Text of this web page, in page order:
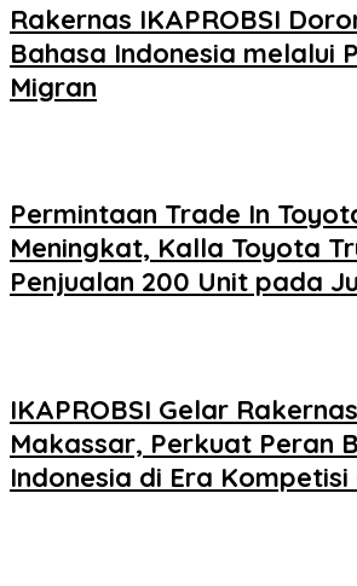
Rakernas IKAPROBSI
Bahasa Indonesia melalui
Migran
Permintaan Trade In
Meningkat, Kalla Toyota
Penjualan 200 Unit pada
IKAPROBSI Gelar
Makassar, Perkuat Peran
Indonesia di Era